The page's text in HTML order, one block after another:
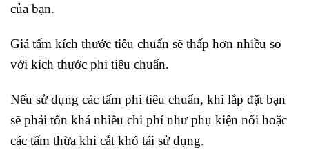
của bạn.
Giá tấm kích thước tiêu chuẩn sẽ thấp hơn nhiều so
với kích thước phi tiêu chuẩn.
Nếu sử dụng các tấm phi tiêu chuẩn, khi lắp đặt bạn
sẽ phải tốn khá nhiều chi phí như phụ kiện nối hoặc
các tấm thừa khi cắt khó tái sử dụng.